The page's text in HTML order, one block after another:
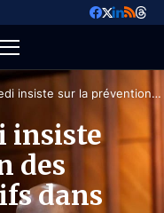
insiste sur la prévention
dans les mines
insiste
des
dans